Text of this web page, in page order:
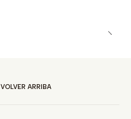
VOLVER ARRIBA